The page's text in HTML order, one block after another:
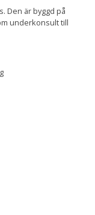
Den är byggd på
underkonsult till